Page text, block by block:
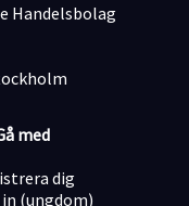
Handelsbolag
med
dig
(ungdom)